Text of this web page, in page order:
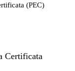
(PEC)
Certificata